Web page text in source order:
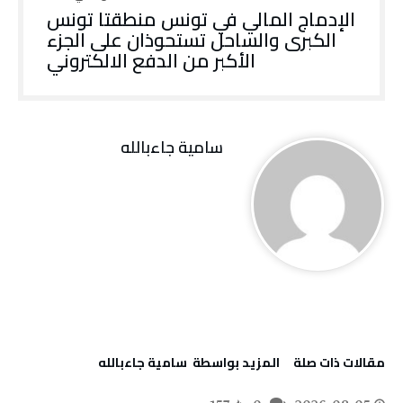
‬الأكبر‭ ‬من‭ ‬الدفع‭ ‬الالكتروني
سامية جاءبالله
‫مقالات ذات صلة‬ ‫‫المزيد بواسطة‬ ‬ سامية جاءبالله